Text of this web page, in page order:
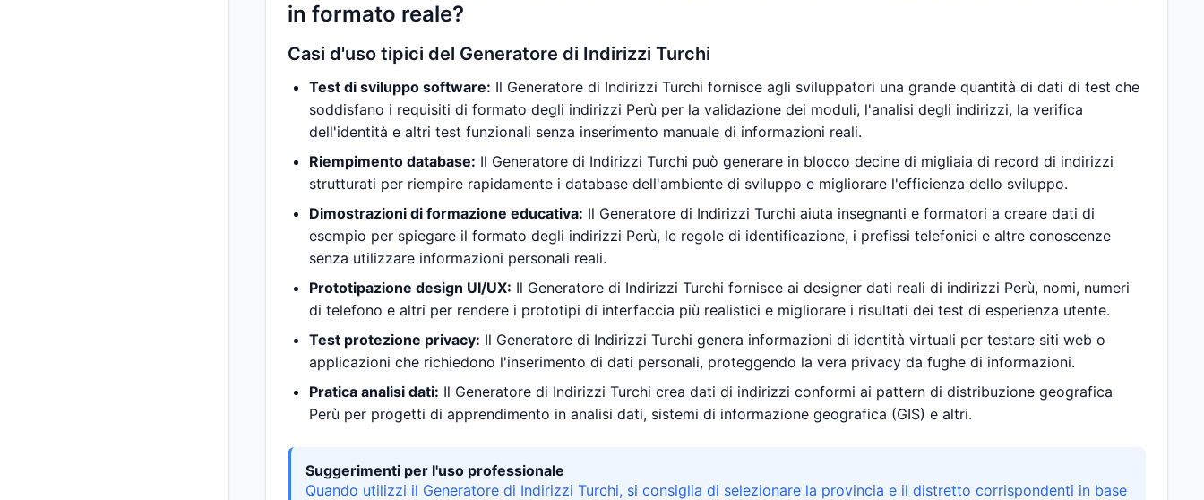
in formato reale?
Casi d'uso tipici del Generatore di Indirizzi Turchi
Test di sviluppo software: Il Generatore di Indirizzi Turchi fornisce agli sviluppatori una grande quantità di dati di test che
soddisfano i requisiti di formato degli indirizzi Perù per la validazione dei moduli, l'analisi degli indirizzi, la verifica
dell'identità e altri test funzionali senza inserimento manuale di informazioni reali.
Riempimento database: Il Generatore di Indirizzi Turchi può generare in blocco decine di migliaia di record di indirizzi
strutturati per riempire rapidamente i database dell'ambiente di sviluppo e migliorare l'efficienza dello sviluppo.
Dimostrazioni di formazione educativa: Il Generatore di Indirizzi Turchi aiuta insegnanti e formatori a creare dati di
esempio per spiegare il formato degli indirizzi Perù, le regole di identificazione, i prefissi telefonici e altre conoscenze
senza utilizzare informazioni personali reali.
Prototipazione design UI/UX: Il Generatore di Indirizzi Turchi fornisce ai designer dati reali di indirizzi Perù, nomi, numeri
di telefono e altri per rendere i prototipi di interfaccia più realistici e migliorare i risultati dei test di esperienza utente.
Test protezione privacy: Il Generatore di Indirizzi Turchi genera informazioni di identità virtuali per testare siti web o
applicazioni che richiedono l'inserimento di dati personali, proteggendo la vera privacy da fughe di informazioni.
Pratica analisi dati: Il Generatore di Indirizzi Turchi crea dati di indirizzi conformi ai pattern di distribuzione geografica
Perù per progetti di apprendimento in analisi dati, sistemi di informazione geografica (GIS) e altri.
Suggerimenti per l'uso professionale
Quando utilizzi il Generatore di Indirizzi Turchi, si consiglia di selezionare la provincia e il distretto corrispondenti in base